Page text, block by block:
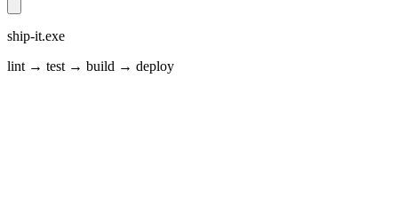
ship-it.exe
lint → test → build → deploy